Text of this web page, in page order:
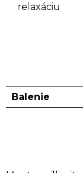
relaxáciu
Balenie